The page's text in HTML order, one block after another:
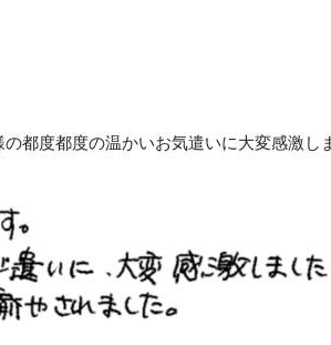
都度都度の温かいお気遣いに大変感激し